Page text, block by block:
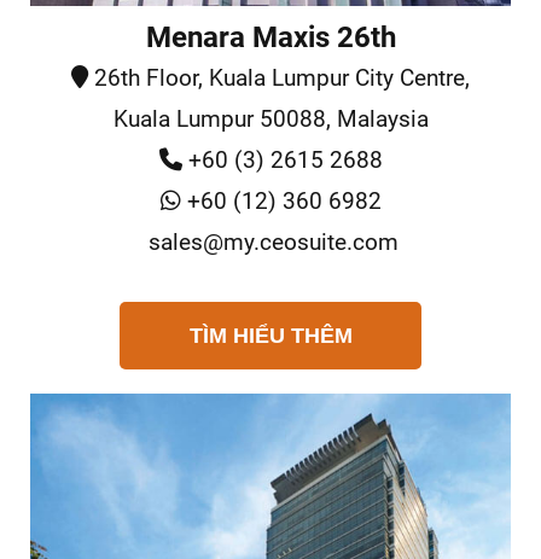
Menara Maxis 26th
26th Floor, Kuala Lumpur City Centre,
Kuala Lumpur 50088, Malaysia
+60 (3) 2615 2688
+60 (12) 360 6982
sales@my.ceosuite.com
TÌM HIỂU THÊM